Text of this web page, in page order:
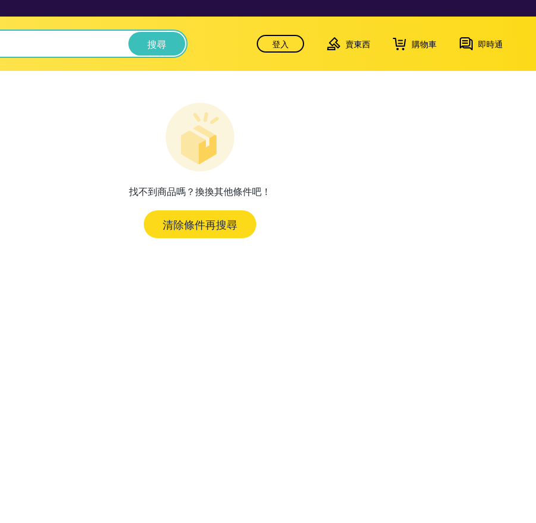
搜尋 登入 賣東西 購物車 即時通
找不到商品嗎？換換其他條件吧！
清除條件再搜尋